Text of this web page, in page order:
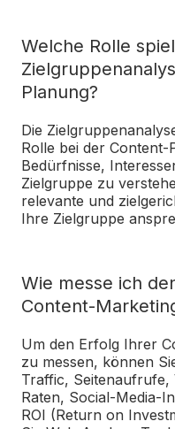
Welche Rolle
Planung?
Die
Rolle bei der Content-
Bedürfnisse,
Zielgruppe zu
relevante und
Ihre Zielgruppe
Wie messe ich
Content-
Um den Erfolg Ihrer
zu messen, können
Traffic, Seitenaufrufe,
Raten, Social-Media-
ROI (Return on